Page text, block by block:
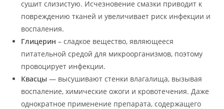
сушит слизистую. Исчезновение смазки приводит к
повреждению тканей и увеличивает риск инфекции и
воспаления.
Глицерин – сладкое вещество, являющееся
питательной средой для микроорганизмов, поэтому
провоцирует инфекции.
Квасцы— высушивают стенки влагалища, вызывая
воспаление, химические ожоги и кровотечения. Даже
однократное применение препарата, содержащего